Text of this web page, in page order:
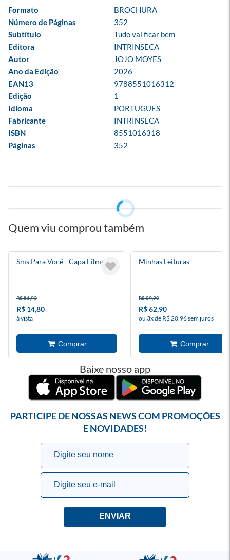
Formato
BROCHURA
Número de Páginas
352
Subtítulo
Tudo vai ficar bem
Editora
INTRINSECA
Autor
JOJO MOYES
Ano da Edição
2026
EAN13
9788551016312
Edição
1
Idioma
PORTUGUES
Fabricante
INTRINSECA
ISBN
8551016318
Páginas
352
Quem viu comprou também
Sms Para Você - Capa Filme
R$ 56,90
R$ 14,80
à vista
Minhas Leituras
R$ 89,90
R$ 62,90
ou 3x de R$ 20,96 sem juros
Baixe nosso app
PARTICIPE DE NOSSAS NEWS COM PROMOÇÕES
E NOVIDADES!